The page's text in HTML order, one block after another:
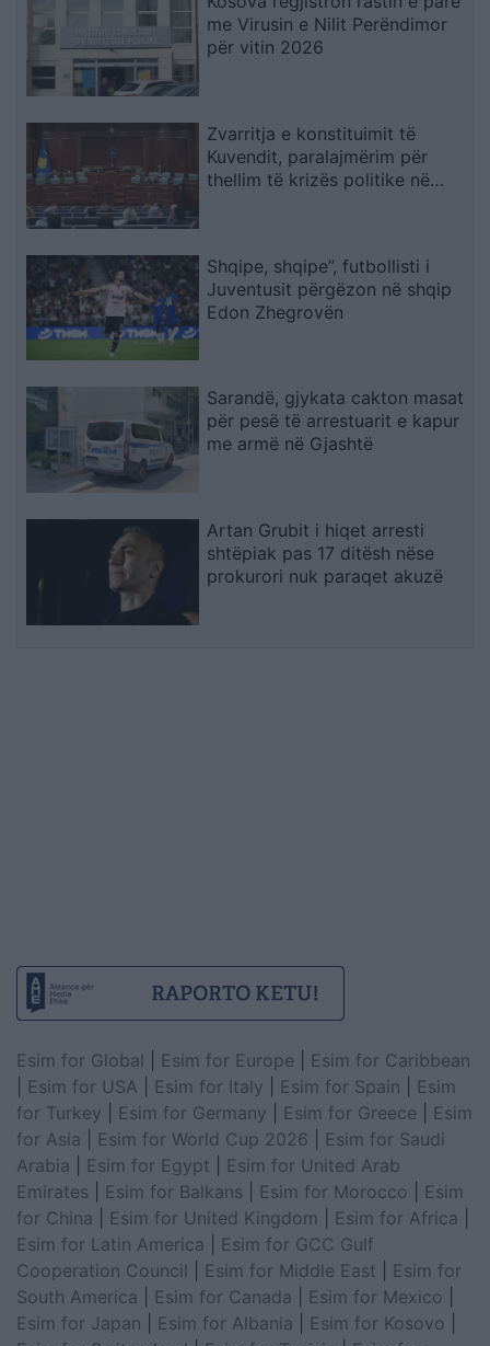
me Virusin e Nilit Perëndimor
për vitin 2026
Zvarritja e konstituimit të
Kuvendit, paralajmërim për
thellim të krizës politike në
Shqipe, shqipe”, futbollisti i
Juventusit përgëzon në shqip
Edon Zhegrovën
Sarandë, gjykata cakton masat
për pesë të arrestuarit e kapur
me armë në Gjashtë
Artan Grubit i hiqet arresti
shtëpiak pas 17 ditësh nëse
prokurori nuk paraqet akuzë
Esim for Global Esim for Europe
Esim for Caribbean
Esim for USA Esim for Italy Esim for Spain
Esim
for Turkey
Esim for Germany Esim for Greece
Esim
for Asia
Esim for World Cup 2026
Esim for Saudi
Arabia
Esim for Egypt
Esim for United Arab
Emirates
Esim for Balkans Esim for Morocco
Esim
for China
Esim for United Kingdom Esim for Africa
Esim for Latin America
Esim for GCC Gulf
Cooperation Council
Esim for Middle East
Esim for
South America
Esim for Canada Esim for Mexico
Esim for Japan
Esim for Albania Esim for Kosovo